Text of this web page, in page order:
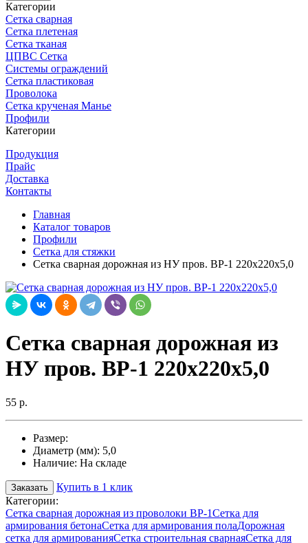
Категории
Сетка сварная
Сетка плетеная
Сетка тканая
ЦПВС Сетка
Системы ограждений
Сетка пластиковая
Проволока
Сетка крученая Манье
Профили
Категории
Продукция
Прайс
Доставка
Контакты
Главная
Каталог товаров
Профили
Сетка для стяжки
Cетка сварная дорожная из НУ пров. ВР-1 220х220х5,0
Cетка сварная дорожная из
НУ пров. ВР-1 220х220х5,0
55 р.
Размер:
Диаметр (мм): 5,0
Наличие: На складе
Заказать
Купить в 1 клик
Категории:
Сетка сварная дорожная из проволоки ВР-1Сетка для
армирования бетонаСетка для армирования полаДорожная
сетка для армированияСетка строительная сварнаяСетка для